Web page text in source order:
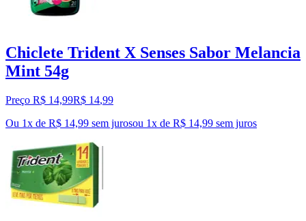
Chiclete Trident X Senses Sabor Melancia
Mint 54g
Preço R$ 14,99R$ 14,99
Ou 1x de R$ 14,99 sem jurosou 1x de R$ 14,99 sem juros